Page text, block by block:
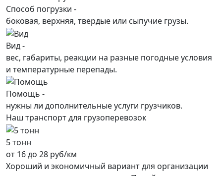
Способ погрузки -
боковая, верхняя, твердые или сыпучие грузы.
Вид -
вес, габариты, реакции на разные погодные условия
и температурные перепады.
Помощь -
нужны ли дополнительные услуги грузчиков.
Наш транспорт для грузоперевозок
5 тонн
от 16 до 28 руб/км
Хороший и экономичный вариант для организации